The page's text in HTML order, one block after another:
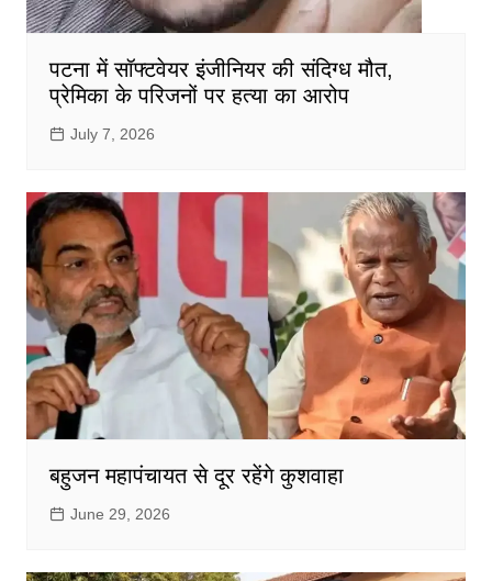
पटना में सॉफ्टवेयर इंजीनियर की संदिग्ध मौत,
प्रेमिका के परिजनों पर हत्या का आरोप
July 7, 2026
बहुजन महापंचायत से दूर रहेंगे कुशवाहा
June 29, 2026